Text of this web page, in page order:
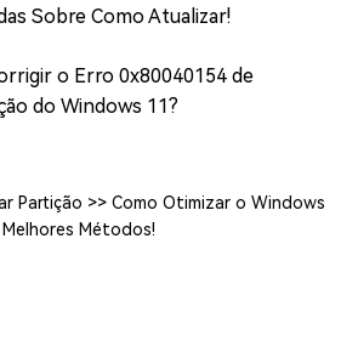
Sobre Como Atualizar!
o Erro 0x80040154 de
do Windows 11?
Partição >> Como Otimizar o Windows
Métodos!